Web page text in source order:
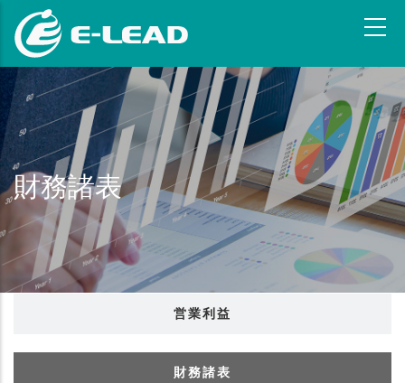
コ
ン
テ
ン
ツ
に
移
動
財務諸表
営業利益
財務諸表